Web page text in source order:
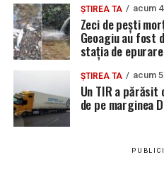
Bărbat de 30 de ani din
ce și-ar fi agresat și
ȘTIREA TA acum
Zeci de pești
Geoagiu au fost
stația de
ȘTIREA TA acum
Un TIR a părăsit
de pe marginea